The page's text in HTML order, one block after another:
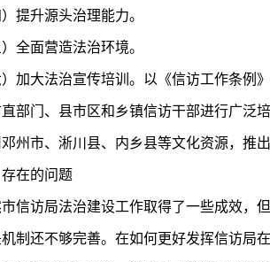
）提升源头治理能力。
）全面营造法治环境。
）加大法治宣传培训。以《信访工作条
部门、县市区和乡镇信访干部进行广泛
州市、淅川县、内乡县等文化资源，推
在的问题
市信访局法治建设工作取得了一些成效，
制还不够完善。在如何更好发挥信访局